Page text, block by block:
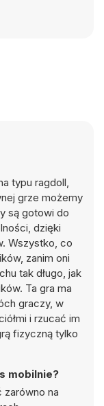
typu ragdoll,
grze możemy
są gotowi do
dzięki
Wszystko, co
zanim oni
tak długo, jak
Ta gra ma
graczy, w
i rzucać im
fizyczną tylko
mobilnie?
zarówno na